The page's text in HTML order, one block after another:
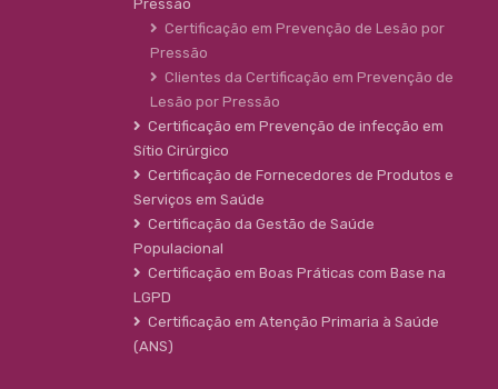
Pressão
Certificação em Prevenção de Lesão por
Pressão
Clientes da Certificação em Prevenção de
Lesão por Pressão
Certificação em Prevenção de infecção em
Sítio Cirúrgico
Certificação de Fornecedores de Produtos e
Serviços em Saúde
Certificação da Gestão de Saúde
Populacional
Certificação em Boas Práticas com Base na
LGPD
Certificação em Atenção Primaria à Saúde
(ANS)